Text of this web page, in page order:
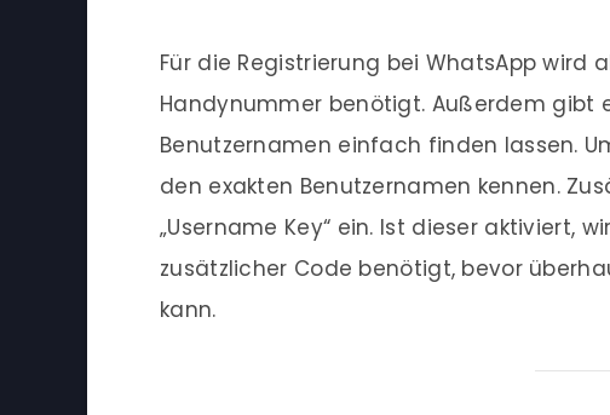
Für die Registrierung bei WhatsApp wird
Handynummer benötigt. Außerdem gibt
Benutzernamen einfach finden lassen.
den exakten Benutzernamen kennen.
„Username Key“ ein. Ist dieser aktiviert,
zusätzlicher Code benötigt, bevor
kann.